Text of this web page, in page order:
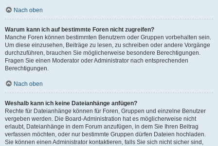
Nach oben
Warum kann ich auf bestimmte Foren nicht zugreifen?
Manche Foren können bestimmten Benutzern oder Gruppen vorbehalten sein.
Um diese einzusehen, Beiträge zu lesen, zu schreiben oder andere Vorgänge
durchzuführen, brauchen Sie möglicherweise besondere Berechtigungen.
Fragen Sie einen Moderator oder Administrator nach entsprechenden
Berechtigungen.
Nach oben
Weshalb kann ich keine Dateianhänge anfügen?
Rechte für Dateianhänge können für Foren, Gruppen und einzelne Benutzer
vergeben werden. Die Board-Administration hat es möglicherweise nicht
erlaubt, Dateianhänge in dem Forum anzufügen, in dem Sie Ihren Beitrag
verfassen möchten, oder nur bestimmte Gruppen dürfen Dateien hochladen.
Sie können einen Administrator kontaktieren, falls Sie sich nicht sicher sind,